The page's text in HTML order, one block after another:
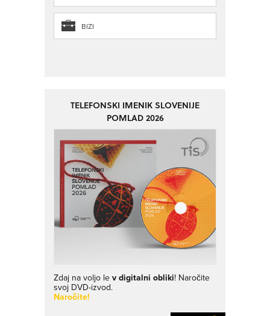
BIZI
TELEFONSKI IMENIK SLOVENIJE
POMLAD 2026
Zdaj na voljo lev digitalni obliki! Naročite
svoj DVD-izvod.
Naročite!